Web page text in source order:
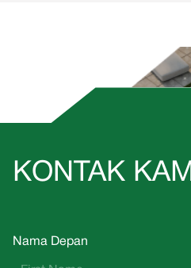
KONTAK KAMI
Nama Depan